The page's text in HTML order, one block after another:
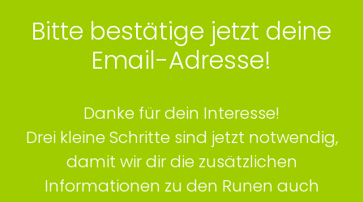
Bitte bestätige jetzt deine
Email-Adresse!
Danke für dein Interesse!
Drei kleine Schritte sind jetzt notwendig,
damit wir dir die zusätzlichen
Informationen zu den Runen auch